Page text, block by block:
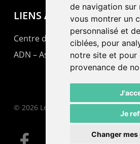
de navigation sur
vous montrer un
personnalisé et
ciblées, pour
notre site et pour
provenance de
Je
Changer
LIENS AMIS
Centre de culture ABC
ADN – Association Danse
© 2026 Le Pommier.
facebook email